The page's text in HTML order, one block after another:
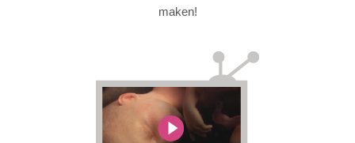
maken!